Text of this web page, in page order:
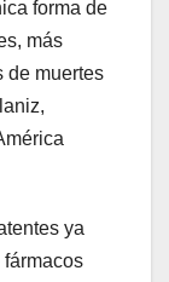
forma de
más
de muertes
ya